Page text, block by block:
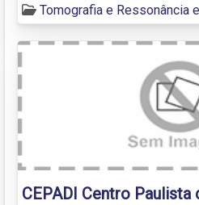
Tomografia e Ressonância
CEPADI Centro